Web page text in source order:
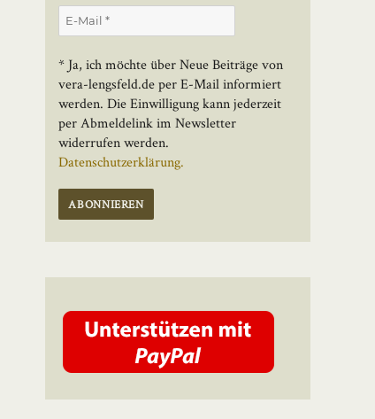
SUCHEN
* Ja, ich möchte über Neue Beiträge von
vera-lengsfeld.de per E-Mail informiert
werden. Die Einwilligung kann jederzeit
per Abmeldelink im Newsletter
widerrufen werden.
Datenschutzerklärung.